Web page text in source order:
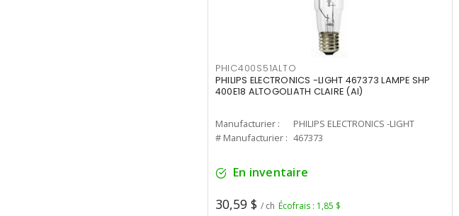
PHIC400S51ALTO
PHILIPS ELECTRONICS -LIGHT 467373 LAMPE SHP
400E18 ALTOGOLIATH CLAIRE (AI)
Manufacturier :
PHILIPS ELECTRONICS -LIGHT
# Manufacturier : 467373
En inventaire
30,59 $ / ch Écofrais : 1,85 $